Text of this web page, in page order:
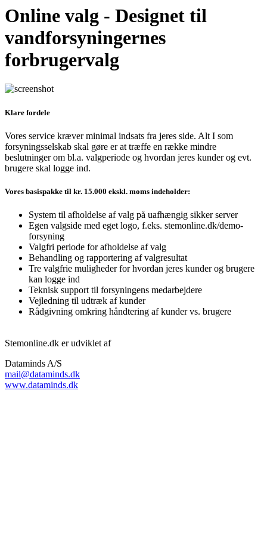
Online valg - Designet til
vandforsyningernes
forbrugervalg
Klare fordele
Vores service kræver minimal indsats fra jeres side. Alt I som
forsyningsselskab skal gøre er at træffe en række mindre
beslutninger om bl.a. valgperiode og hvordan jeres kunder og evt.
brugere skal logge ind.
Vores basispakke til kr. 15.000 ekskl. moms indeholder:
System til afholdelse af valg på uafhængig sikker server
Egen valgside med eget logo, f.eks. stemonline.dk/demo-
forsyning
Valgfri periode for afholdelse af valg
Behandling og rapportering af valgresultat
Tre valgfrie muligheder for hvordan jeres kunder og brugere
kan logge ind
Teknisk support til forsyningens medarbejdere
Vejledning til udtræk af kunder
Rådgivning omkring håndtering af kunder vs. brugere
Stemonline.dk er udviklet af
Dataminds A/S
mail@dataminds.dk
www.dataminds.dk